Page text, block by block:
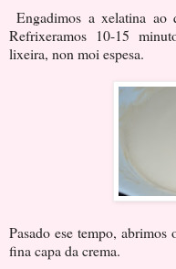
Engadimos a xelatina ao
Refrixeramos 10-15
lixeira, non moi espesa.
Pasado ese tempo,
fina capa da crema.